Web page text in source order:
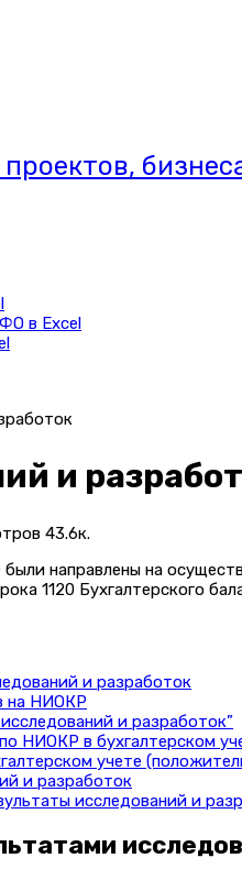
в Excel
и
43.6к.
направлены на
1120 Бухгалтерского
и разработок
на НИОКР
и разработок”
НИОКР в бухгалтерском
учете
и разработок
исследований и